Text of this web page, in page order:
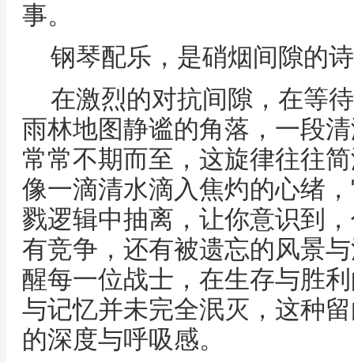
事。
钢琴配乐，是硝烟间隙的
在激烈的对抗间隙，在等
雨林地图静谧的角落，一段
常常不期而至，这旋律往往
像一滴清水滴入焦灼的心绪
戮逻辑中抽离，让你意识到
有竞争，还有被遗忘的风景
醒每一位战士，在生存与胜
与记忆并未完全泯灭，这种
的深度与呼吸感。